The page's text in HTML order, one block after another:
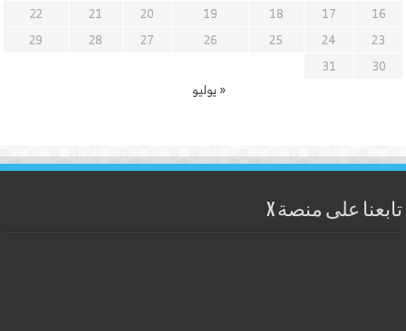
16
17
18
19
20
21
22
23
24
25
26
27
28
29
30
31
« يوليو
تابعنا على منصة X